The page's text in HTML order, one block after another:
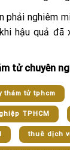
phải nghiêm
hậu quả
tử chuyên
thám tử tphcm
TPHCM
thuê dịch